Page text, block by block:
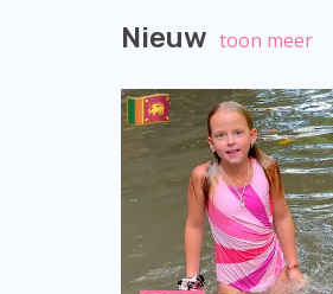
Nieuw toon meer